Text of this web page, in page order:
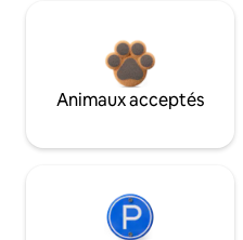
Animaux acceptés